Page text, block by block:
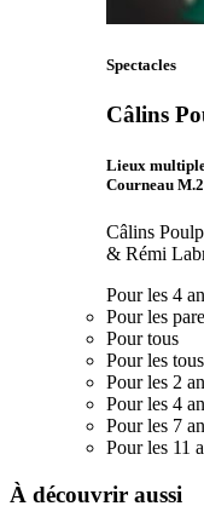
Spectacles
Câlins
Lieux
Courneau
Câlins
& Rémi
Pour les 4
Pour les
Pour tous
Pour les
Pour les 2
Pour les 4
Pour les 7
Pour les 11
À découvrir aussi